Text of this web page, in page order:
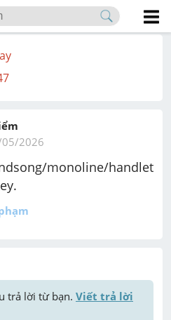
2026
monoline/handlet
trả lời từ bạn. Viết trả lời